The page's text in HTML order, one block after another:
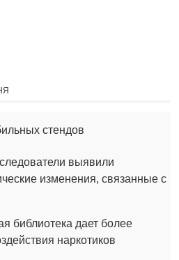
стендов
выявили
изменения, связанные с
библиотека дает более
наркотиков